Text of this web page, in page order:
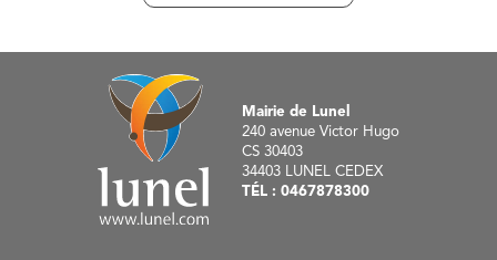
Mairie de Lunel
240 avenue Victor Hugo
CS 30403
34403 LUNEL CEDEX
TÉL : 0467878300